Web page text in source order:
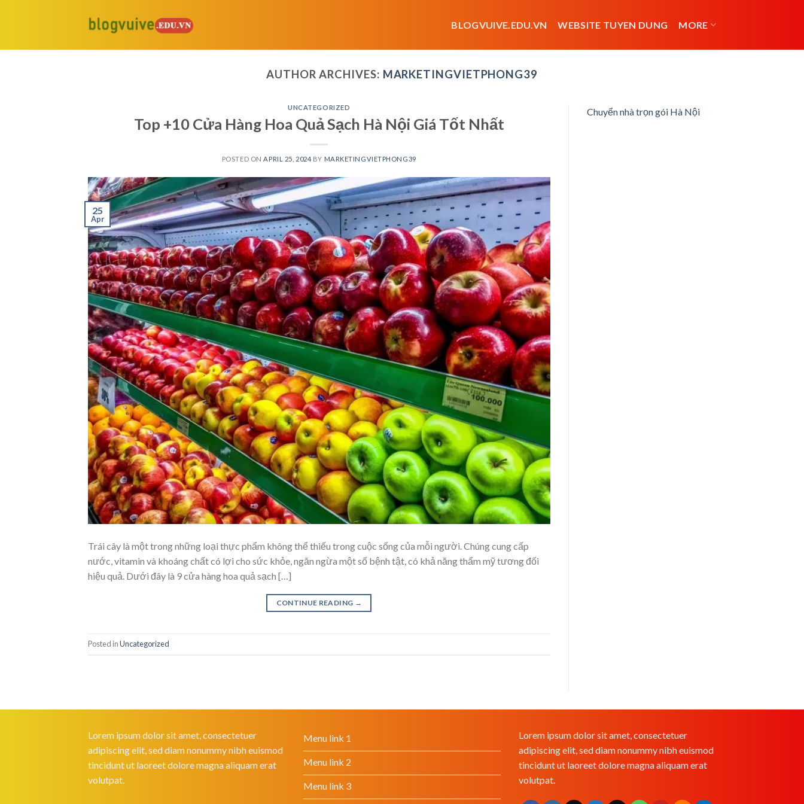
BLOGVUIVE.EDU.VN WEBSITE TUYEN DUNG MORE
AUTHOR ARCHIVES: MARKETINGVIETPHONG39
UNCATEGORIZED
Top +10 Cửa Hàng Hoa Quả Sạch Hà Nội Giá Tốt Nhất
POSTED ONAPRIL 25, 2024 BY MARKETINGVIETPHONG39
25
Apr
Trái cây là một trong những loại thực phẩm không thể thiếu trong cuộc sống của mỗi người. Chúng cung cấp
nước, vitamin và khoáng chất có lợi cho sức khỏe, ngăn ngừa một số bệnh tật, có khả năng thẩm mỹ tương đối
hiệu quả. Dưới đây là 9 cửa hàng hoa quả sạch […]
CONTINUE READING →
Posted inUncategorized
Chuyển nhà trọn gói Hà Nội
Lorem ipsum dolor sit amet, consectetuer
adipiscing elit, sed diam nonummy nibh euismod
tincidunt ut laoreet dolore magna aliquam erat
volutpat.
Menu link 1
Menu link 2
Menu link 3
Lorem ipsum dolor sit amet, consectetuer
adipiscing elit, sed diam nonummy nibh euismod
tincidunt ut laoreet dolore magna aliquam erat
volutpat.